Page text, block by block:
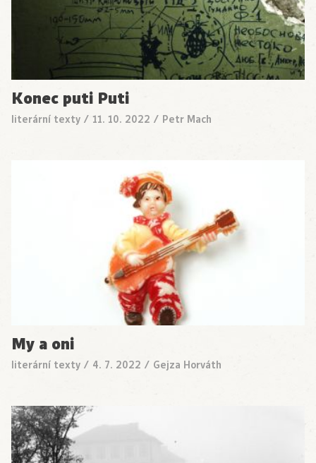
Konec puti Puti
literární texty / 11. 10. 2022 / Petr Mach
My a oni
literární texty / 4. 7. 2022 / Gejza Horváth